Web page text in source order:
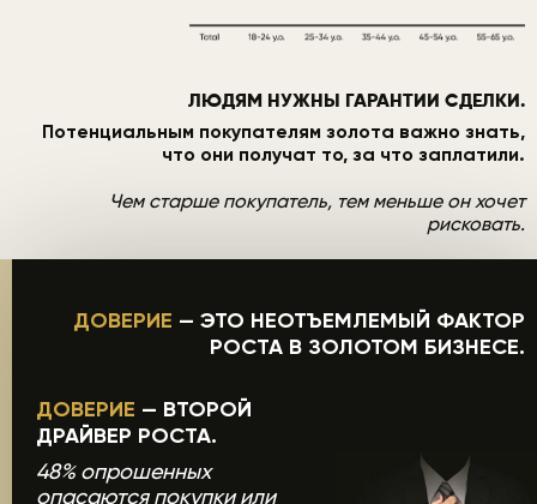
ЛЮДЯМ НУЖНЫ ГАРАНТИИ СДЕЛКИ.
Потенциальным покупателям золота важно знать,
что они получат то, за что заплатили.
Чем старше покупатель, тем меньше он хочет
рисковать.
ДОВЕРИЕ — ЭТО НЕОТЪЕМЛЕМЫЙ ФАКТОР
РОСТА В ЗОЛОТОМ БИЗНЕСЕ.
ДОВЕРИЕ — ВТОРОЙ
ДРАЙВЕР РОСТА.
48% опрошенных
опасаются покупки или